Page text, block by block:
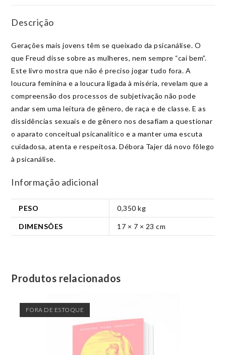
pós-
colonial
quantidade
Descrição
Gerações mais jovens têm se queixado da psicanálise. O
que Freud disse sobre as mulheres, nem sempre “cai bem”.
Este livro mostra que não é preciso jogar tudo fora. A
loucura feminina e a loucura ligada à miséria, revelam que a
compreensão dos processos de subjetivação não pode
andar sem uma leitura de gênero, de raça e de classe. E as
dissidências sexuais e de gênero nos desafiam a questionar
o aparato conceitual psicanalítico e a manter uma escuta
cuidadosa, atenta e respeitosa. Débora Tajer dá novo fôlego
à psicanálise.
Informação adicional
PESO 0,350 kg
DIMENSÕES 17 × 7 × 23 cm
Produtos relacionados
FORA DE ESTOQUE